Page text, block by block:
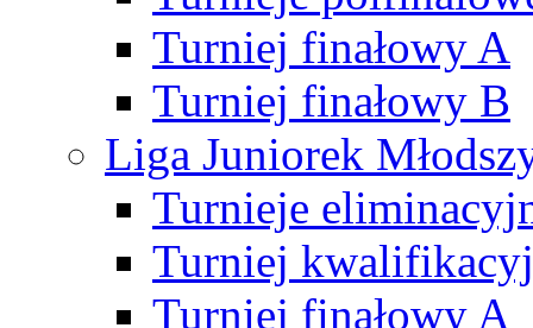
Turniej finałowy A
Turniej finałowy B
Liga Juniorek
Turnieje
Turniej
Turniej finałowy A